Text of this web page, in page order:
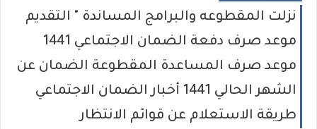
نزلت المقطوعه والبرامج المساندة " التقديم
موعد صرف دفعة الضمان الاجتماعي 1441
موعد صرف المساعدة المقطوعة الضمان عن
الشهر الحالي 1441 أخبار الضمان الاجتماعي
طريقة الاستعلام عن قوائم الانتظار